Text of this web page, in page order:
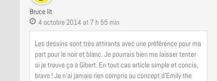
Bruce lit
4 octobre 2014 at 7 h 55 min
Les dessins sont très attirants avec une préférence pour ma
part pour le noir et blanc. Je pourrais bien me laisser tenter
si je trouve ça à Gibert. En tout cas article simple et concis,
bravo ! Je n’ai jamais rien compris au concept d’Emily the